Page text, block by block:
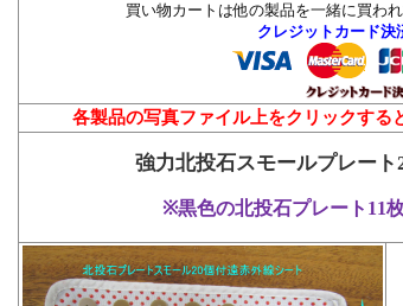
買い物カートは他の製品を一緒に買わ
クレジットカード決
各製品の写真ファイル上をクリックする
強力北投石スモールプレー
※黒色の北投石プレート11